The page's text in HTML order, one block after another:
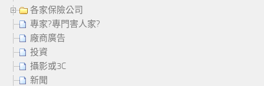
各家保險公司
專家?專門害人家?
廠商廣告
投資
攝影或3C
新聞